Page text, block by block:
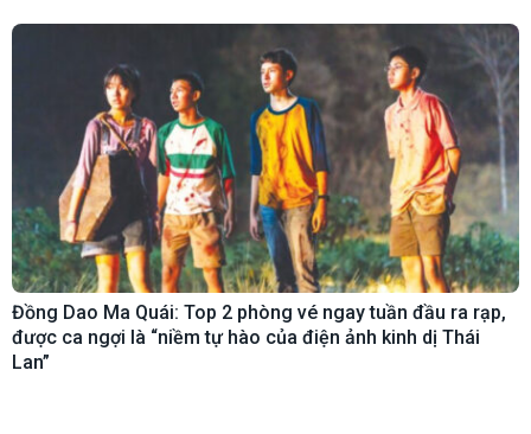
Đồng Dao Ma Quái: Top 2 phòng vé ngay tuần đầu ra rạp,
được ca ngợi là “niềm tự hào của điện ảnh kinh dị Thái
Lan”